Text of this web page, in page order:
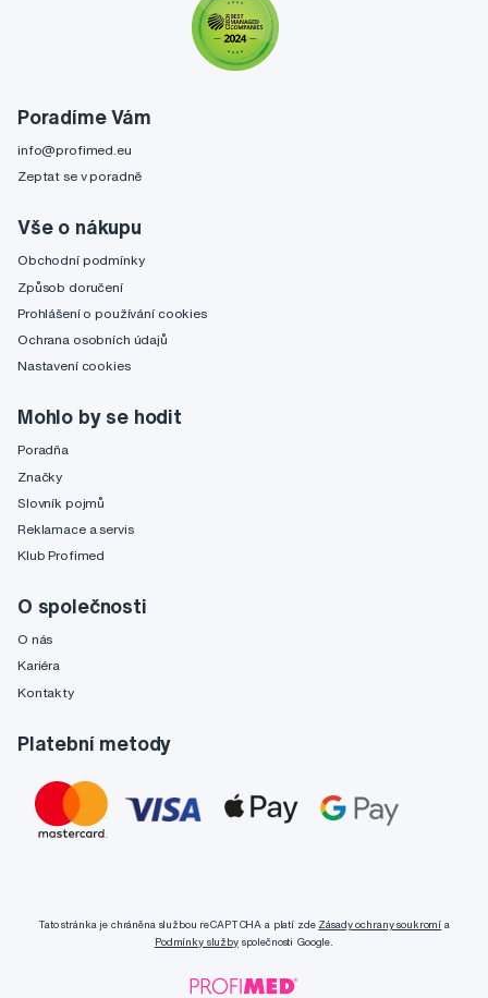
Poradíme Vám
info@profimed.eu
Zeptat se v poradně
Vše o nákupu
Obchodní podmínky
Způsob doručení
Prohlášení o používání cookies
Ochrana osobních údajů
Nastavení cookies
Mohlo by se hodit
Poradňa
Značky
Slovník pojmů
Reklamace a servis
Klub Profimed
O společnosti
O nás
Kariéra
Kontakty
Platební metody
Tato stránka je chráněna službou reCAPTCHA a platí zde Zásady ochrany soukromí a
Podmínky službyspolečnosti Google.